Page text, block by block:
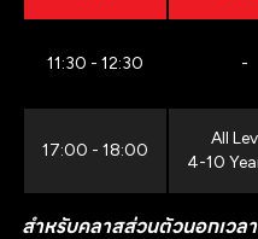
11:30 - 12:30 -
17:00 - 18:00
All
4-10
สำหรับคลาสส่วนตัวนอกเ